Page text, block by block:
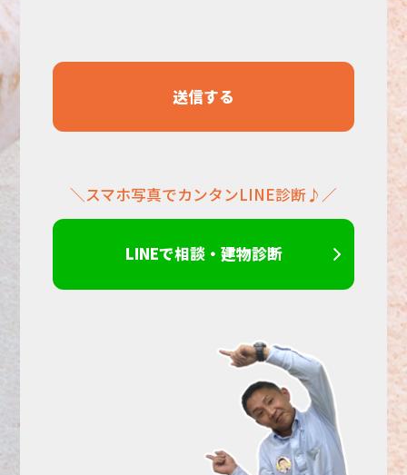
＼スマホ写真でカンタンLINE診断♪／
LINEで相談・建物診断